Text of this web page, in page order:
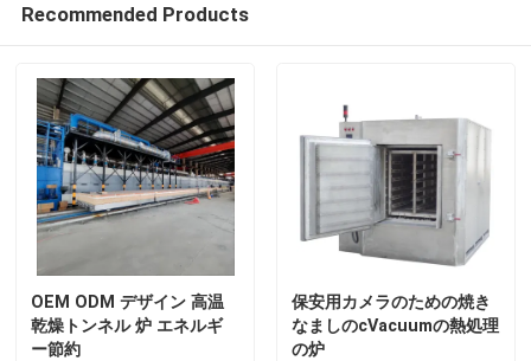
Recommended Products
OEM ODM デザイン 高温
乾燥トンネル 炉 エネルギ
ー節約
保安用カメラのための焼き
なましのcVacuumの熱処理
の炉